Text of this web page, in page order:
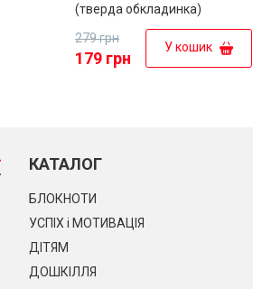
(тверда обкладинка)
179 грн
279 грн
У кошик
КАТАЛОГ
БЛОКНОТИ
УСПІХ і МОТИВАЦІЯ
ДІТЯМ
ДОШКІЛЛЯ